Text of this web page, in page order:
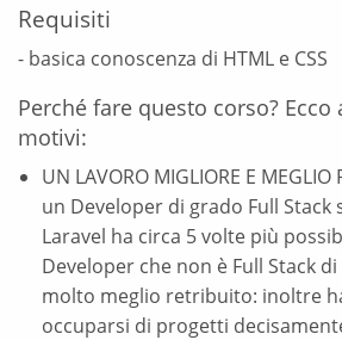
Requisiti
- basica conoscenza di HTML e CSS
Perché fare questo corso?
motivi:
UN LAVORO MIGLIORE E MEGLIO
un Developer di grado Full Stack
Laravel ha circa 5 volte più
Developer che non è Full Stack
molto meglio retribuito: inoltre
occuparsi di progetti